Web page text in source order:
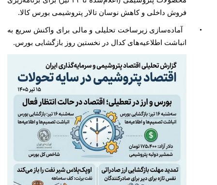
فروش داخلی و کاهش نوسان تالار پتروشیمی بورس کالا.
•
آماده‌سازی زیرساخت تحلیلی و مالی برای واکنش سریع به
انباشت اطلاعیه‌های کدال در نخستین روز بازگشایی بورس.